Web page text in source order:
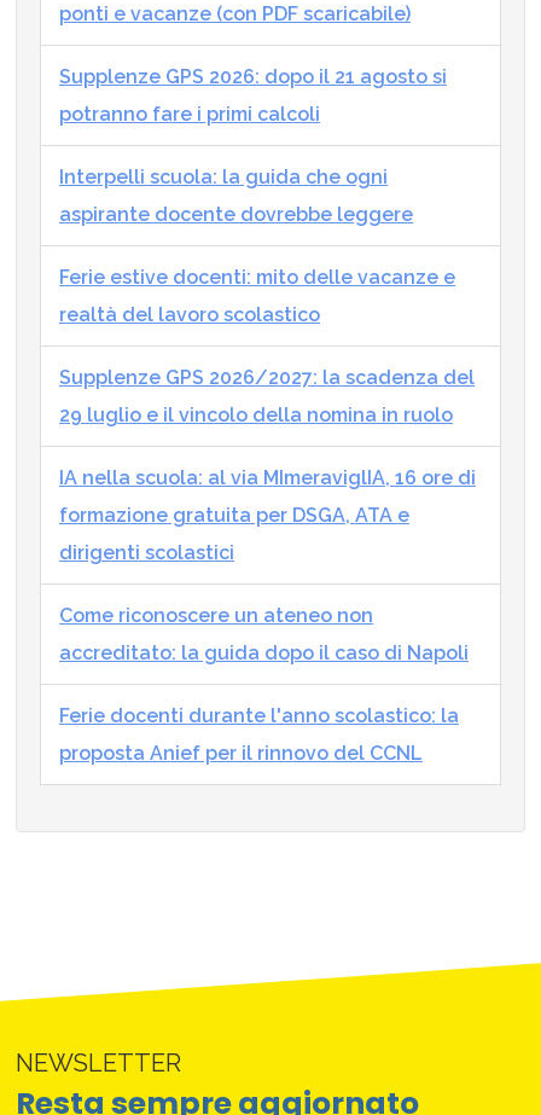
ponti e vacanze (con PDF scaricabile)
Supplenze GPS 2026: dopo il 21 agosto si
potranno fare i primi calcoli
Interpelli scuola: la guida che ogni
aspirante docente dovrebbe leggere
Ferie estive docenti: mito delle vacanze e
realtà del lavoro scolastico
Supplenze GPS 2026/2027: la scadenza del
29 luglio e il vincolo della nomina in ruolo
IA nella scuola: al via MImeraviglIA, 16 ore di
formazione gratuita per DSGA, ATA e
dirigenti scolastici
Come riconoscere un ateneo non
accreditato: la guida dopo il caso di Napoli
Ferie docenti durante l'anno scolastico: la
proposta Anief per il rinnovo del CCNL
NEWSLETTER
Resta sempre aggiornato